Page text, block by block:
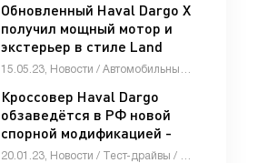
Обновленный Haval Dargo X
получил мощный мотор и
экстерьер в стиле Land
Rover - «Автоновости»
15.05.23, Новости / Автомобильные аварии / Видео новости / Девушки и автомобили / Обзор-Авто / Каталог авто
Кроссовер Haval Dargo
обзаведётся в РФ новой
спорной модификацией -
«Автоновости»
20.01.23, Новости / Тест-драйвы / Отзывы автовладельцев / Автомобильные аварии / Каталог авто